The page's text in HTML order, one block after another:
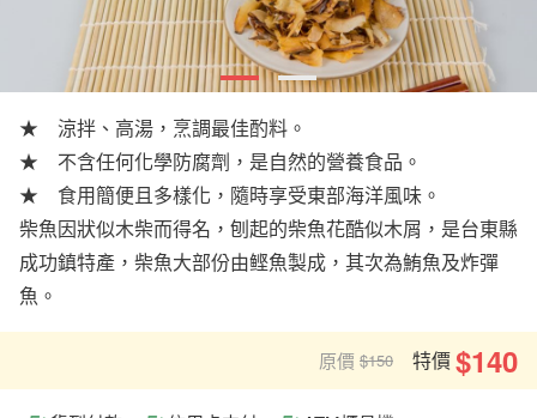
★ 涼拌、高湯，烹調最佳酌料。
★ 不含任何化學防腐劑，是自然的營養食品。
★ 食用簡便且多樣化，隨時享受東部海洋風味。
柴魚因狀似木柴而得名，刨起的柴魚花酷似木屑，是台東縣
成功鎮特產，柴魚大部份由鲣魚製成，其次為鮪魚及炸彈
魚。
原價 $150 特價$140